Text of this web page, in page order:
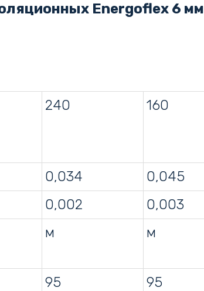
Energoflex 6 мм
240 160
0,034
0,045
0,002
0,003
м м
95 95